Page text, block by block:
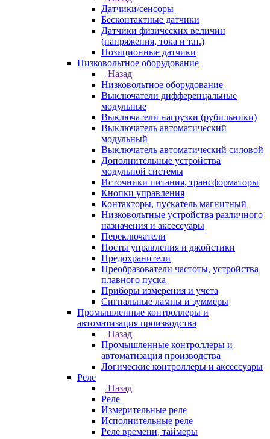
Датчики/сенсоры
Бесконтактные датчики
Датчики физических величин
(напряжения, тока и т.п.)
Позиционные датчики
Низковольтное оборудование
Назад
Низковольтное оборудование
Выключатели дифференцальные
модульные
Выключатели нагрузки (рубильники)
Выключатель автоматический
модульный
Выключатель автоматический силовой
Дополнительные устройства
модульной системы
Источники питания, трансформаторы
Кнопки управления
Контакторы, пускатель магнитный
Низковольтные устройства различного
назначения и аксессуары
Переключатели
Посты управления и джойстики
Предохранители
Преобразователи частоты, устройства
плавного пуска
Приборы измерения и учета
Сигнальные лампы и зуммеры
Промышленные контроллеры и
автоматизация производства
Назад
Промышленные контроллеры и
автоматизация производства
Логические контроллеры и аксессуары
Реле
Назад
Реле
Измерительные реле
Исполнительные реле
Реле времени, таймеры